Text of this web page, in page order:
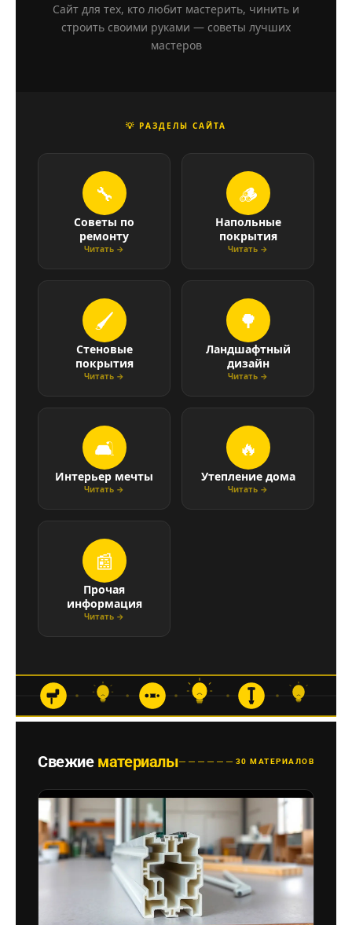
Сайт для тех, кто любит мастерить, чинить и
строить своими руками — советы лучших
мастеров
💡 РАЗДЕЛЫ САЙТА
🔧
Советы по
ремонту
Читать →
🪵
Напольные
покрытия
Читать →
🖌
Стеновые
покрытия
Читать →
🌳
Ландшафтный
дизайн
Читать →
🛋
Интерьер мечты
Читать →
🔥
Утепление дома
Читать →
📰
Прочая
информация
Читать →
Свежие материалы 30 МАТЕРИАЛОВ